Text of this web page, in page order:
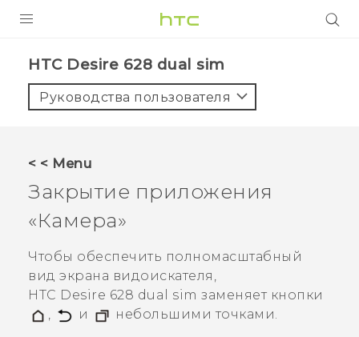
5G
VIVERSE
ПОДДЕРЖКА
HTC Desire 628 dual sim‎
Руководства пользователя
< < Menu
Закрытие приложения
«Камера»
Чтобы обеспечить полномасштабный
вид экрана видоискателя,
HTC Desire 628 dual sim заменяет кнопки
,
и небольшими точками.